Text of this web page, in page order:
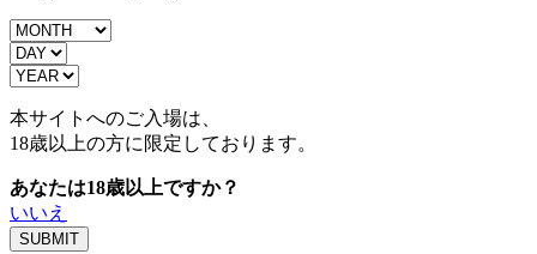
本サイトへのご入場は、
18歳以上の方に限定しております。
あなたは18歳以上ですか？
いいえ